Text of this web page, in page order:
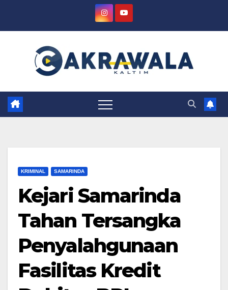
KRIMINAL SAMARINDA
Kejari Samarinda
Tahan Tersangka
Penyalahgunaan
Fasilitas Kredit